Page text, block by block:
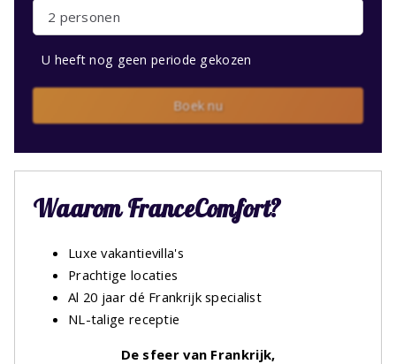
2 personen
U heeft nog geen periode gekozen
Boek nu
Waarom FranceComfort?
Luxe vakantievilla's
Prachtige locaties
Al 20 jaar dé Frankrijk specialist
NL-talige receptie
De sfeer van Frankrijk,